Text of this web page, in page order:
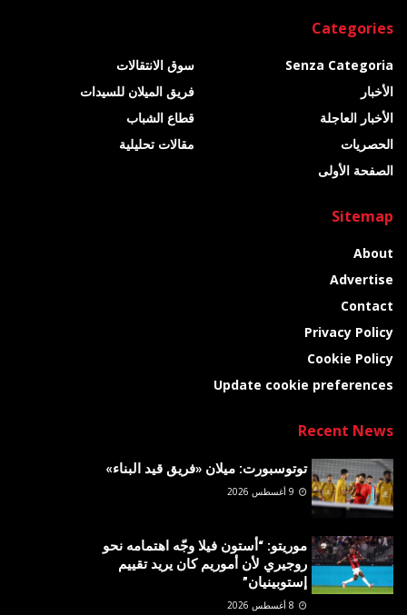
Categories
Senza Categoria
الأخبار
الأخبار العاجلة
الحصريات
الصفحة الأولى
سوق الانتقالات
فريق الميلان للسيدات
قطاع الشباب
مقالات تحليلية
Sitemap
About
Advertise
Contact
Privacy Policy
Cookie Policy
Update cookie preferences
Recent News
توتوسبورت: ميلان «فريق قيد البناء»
موريتو: “أستون فيلا وجّه اهتمامه نحو
روجيري لأن أموريم كان يريد تقييم
إستوبينيان”